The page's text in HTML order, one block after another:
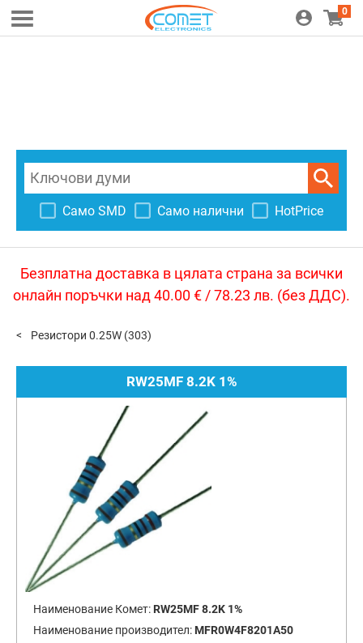
0
Само SMD Само налични HotPrice
Безплатна доставка в цялата страна за всички
онлайн поръчки над 40.00 € / 78.23 лв. (без ДДС).
Резистори 0.25W (303)
RW25MF 8.2K 1%
Наименование Комет: RW25MF 8.2K 1%
Наименование производител: MFR0W4F8201A50